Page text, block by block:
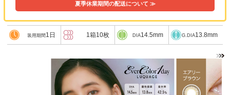
夏季休業期間の配送について ≫
装用期間 1日 1箱10枚 DIA14.5mm G.DIA13.8mm